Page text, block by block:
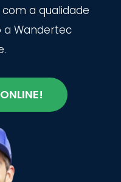
a qualidade
a Wandertec